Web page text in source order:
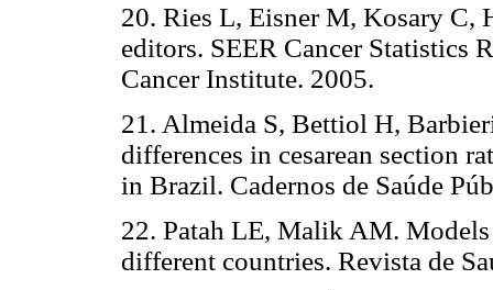
20. Ries L, Eisner M, Kosary
editors. SEER Cancer Statistics
Cancer Institute. 2005.
21. Almeida S, Bettiol H,
differences in cesarean section
in Brazil. Cadernos de Saúde
22. Patah LE, Malik AM.
different countries. Revista de